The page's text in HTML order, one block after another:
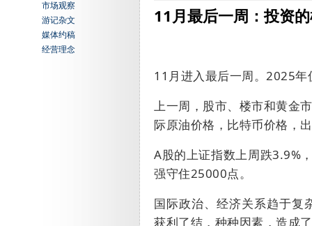
市场观察
游记杂文
媒体约稿
经营理念
11月最后一周：投资
11 月进入最后一周。2025年
上一周，股市、楼市和黄金
际原油价格，比特币价格，
A股的上证指数上周跌3.9%
强守住25000点。
国际政治、经济关系趋于复
获利了结，种种因素，造成